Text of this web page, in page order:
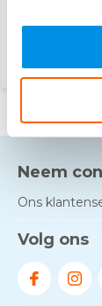
Neem
Ons
Volg ons